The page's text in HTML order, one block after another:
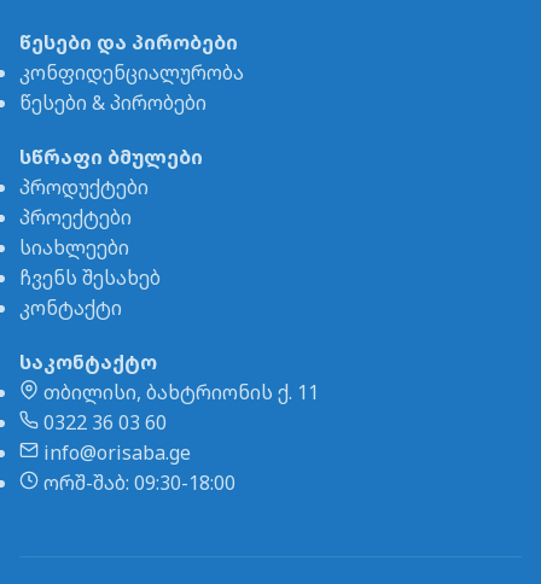
წესები და პირობები
კონფიდენციალურობა
წესები & პირობები
სწრაფი ბმულები
პროდუქტები
პროექტები
სიახლეები
ჩვენს შესახებ
კონტაქტი
საკონტაქტო
თბილისი, ბახტრიონის ქ. 11
0322 36 03 60
info@orisaba.ge
ორშ-შაბ: 09:30-18:00